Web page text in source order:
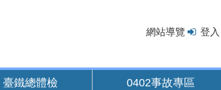
網站導覽 登入
臺鐵總體檢 0402事故專區